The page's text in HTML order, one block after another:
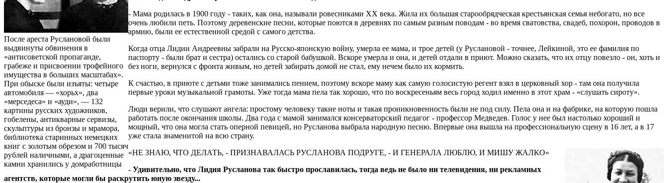
После ареста Руслановой были
выдвинуты обвинения в
«антисоветской пропаганде,
грабеже и присвоении трофейного
имущества в больших масштабах».
При обыске были изъяты: четыре
автомобиля — «хорьх», два
«мерседеса» и «ауди», — 132
картины русских художников,
гобелены, антикварные сервизы,
скульптуры из бронзы и мрамора,
библиотека старинных немецких
книг с золотым обрезом и 700 тысяч
рублей наличными, а драгоценные
камни хранились у домработницы
- Мама родилась в 1900 году - таких, как она, называли ровесниками ХХ века. Жила их большая старообрядческая крестьянская семья небогато, но все
очень любили петь. Поэтому деревенские песни, которые поются в деревнях по самым разным поводам - во время сватовства, свадеб, похорон, проводов в
армию, были ее естественной средой с самого детства.
Когда отца Лидии Андреевны забрали на Русско-японскую войну, умерла ее мама, и трое детей (у Руслановой - точнее, Лейкиной, это ее фамилия по
паспорту - были брат и сестра) остались со старой бабушкой. Вскоре умерла и она, и детей отдали в приют. Можно сказать, что их отцу повезло - он, хоть и
без ноги, вернулся с фронта живым, но детей забирать домой не стал, ему нечем было их кормить.
К счастью, в приюте с детьми тоже занимались пением, поэтому вскоре маму как самую голосистую регент взял в церковный хор - там она получила
первые уроки музыкальной грамоты. Уже тогда мама пела так хорошо, что по воскресеньям весь город ходил именно в этот храм - «слушать сироту».
Люди верили, что слушают ангела: простому человеку такие ноты и такая проникновенность были не под силу. Пела она и на фабрике, на которую пошла
работать после окончания школы. Два года с мамой занимался консерваторский педагог - профессор Медведев. Голос у нее был настолько хороший и
мощный, что она могла стать оперной певицей, но Русланова выбрала народную песню. Впервые она вышла на профессиональную сцену в 16 лет, а в 17
уже стала знаменитой на всю страну.
«НЕ ЗНАЮ, ЧТО ДЕЛАТЬ, - ПРИЗНАВАЛАСЬ РУСЛАНОВА ПОДРУГЕ, - И ГЕНЕРАЛА ЛЮБЛЮ, И МИШУ ЖАЛКО»
- Удивительно, что Лидия Русланова так быстро прославилась, тогда ведь не было ни телевидения, ни рекламных
агентств, которые могли бы раскрутить юную звезду...